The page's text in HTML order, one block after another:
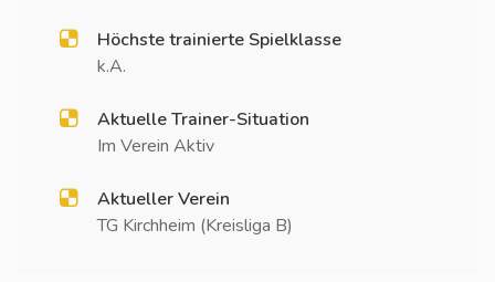
Höchste trainierte Spielklasse
k.A.
Aktuelle Trainer-Situation
Im Verein Aktiv
Aktueller Verein
TG Kirchheim (Kreisliga B)